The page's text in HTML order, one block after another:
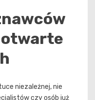
otwarte
niezależnej, nie
czy osób już